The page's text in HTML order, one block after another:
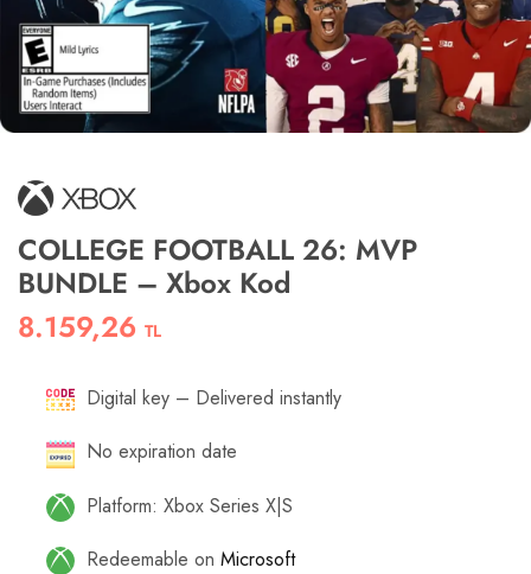
COLLEGE FOOTBALL 26: MVP
BUNDLE – Xbox Kod
8.159,26 TL
Digital key – Delivered instantly
No expiration date
Platform: Xbox Series X|S
Redeemable on Microsoft